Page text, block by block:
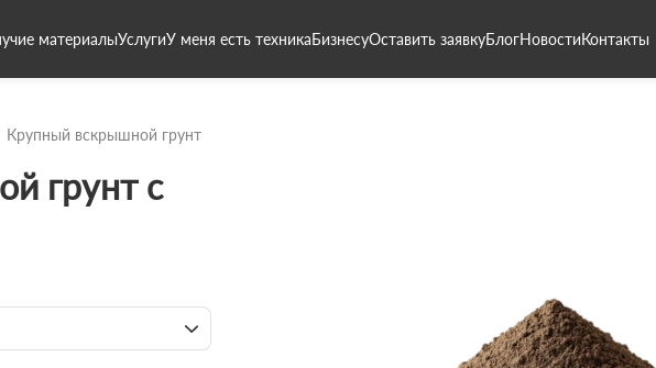
материалыУслугиУ меня есть техникаБизнесуОставить заявкуБлогНовостиКонтакты
Крупный вскрышной грунт
грунт с